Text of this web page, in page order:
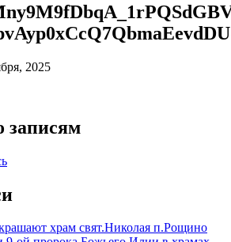
2025
записям
храм свят.Николая п.Рощино